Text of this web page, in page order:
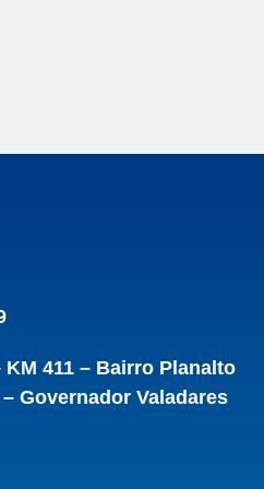
KM 411 – Bairro Planalto
– Governador Valadares